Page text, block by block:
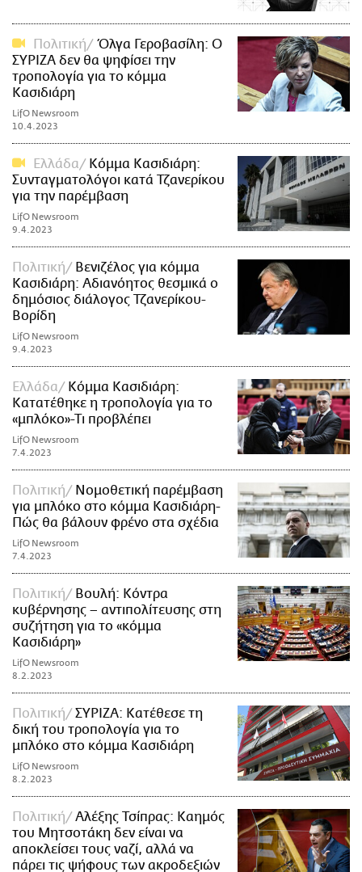
Πολιτική
Όλγα Γεροβασίλη: Ο
ΣΥΡΙΖΑ δεν θα ψηφίσει την
τροπολογία για το κόμμα
Κασιδιάρη
LifO Newsroom
10.4.2023
Ελλάδα
Κόμμα Κασιδιάρη:
Συνταγματολόγοι κατά Τζανερίκου
για την παρέμβαση
LifO Newsroom
9.4.2023
Πολιτική
Βενιζέλος για κόμμα
Κασιδιάρη: Αδιανόητος θεσμικά ο
δημόσιος διάλογος Τζανερίκου-
Βορίδη
LifO Newsroom
9.4.2023
Ελλάδα
Κόμμα Κασιδιάρη:
Κατατέθηκε η τροπολογία για το
«μπλόκο»-Τι προβλέπει
LifO Newsroom
7.4.2023
Πολιτική
Νομοθετική παρέμβαση
για μπλόκο στο κόμμα Κασιδιάρη-
Πώς θα βάλουν φρένο στα σχέδια
LifO Newsroom
7.4.2023
Πολιτική
Βουλή: Κόντρα
κυβέρνησης – αντιπολίτευσης στη
συζήτηση για το «κόμμα
Κασιδιάρη»
LifO Newsroom
8.2.2023
Πολιτική
ΣΥΡΙΖΑ: Κατέθεσε τη
δική του τροπολογία για το
μπλόκο στο κόμμα Κασιδιάρη
LifO Newsroom
8.2.2023
Πολιτική
Αλέξης Τσίπρας: Καημός
του Μητσοτάκη δεν είναι να
αποκλείσει τους ναζί, αλλά να
πάρει τις ψήφους των ακροδεξιών